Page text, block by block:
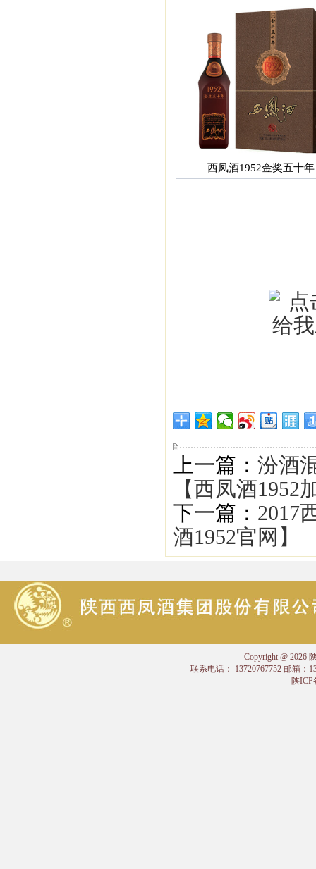
西凤酒1952金奖五十年
上一篇： 汾酒
【西凤酒1952
下一篇： 2017
酒1952官网】
Copyright @ 2026
联系电话： 13720767752 邮箱：
陕ICP